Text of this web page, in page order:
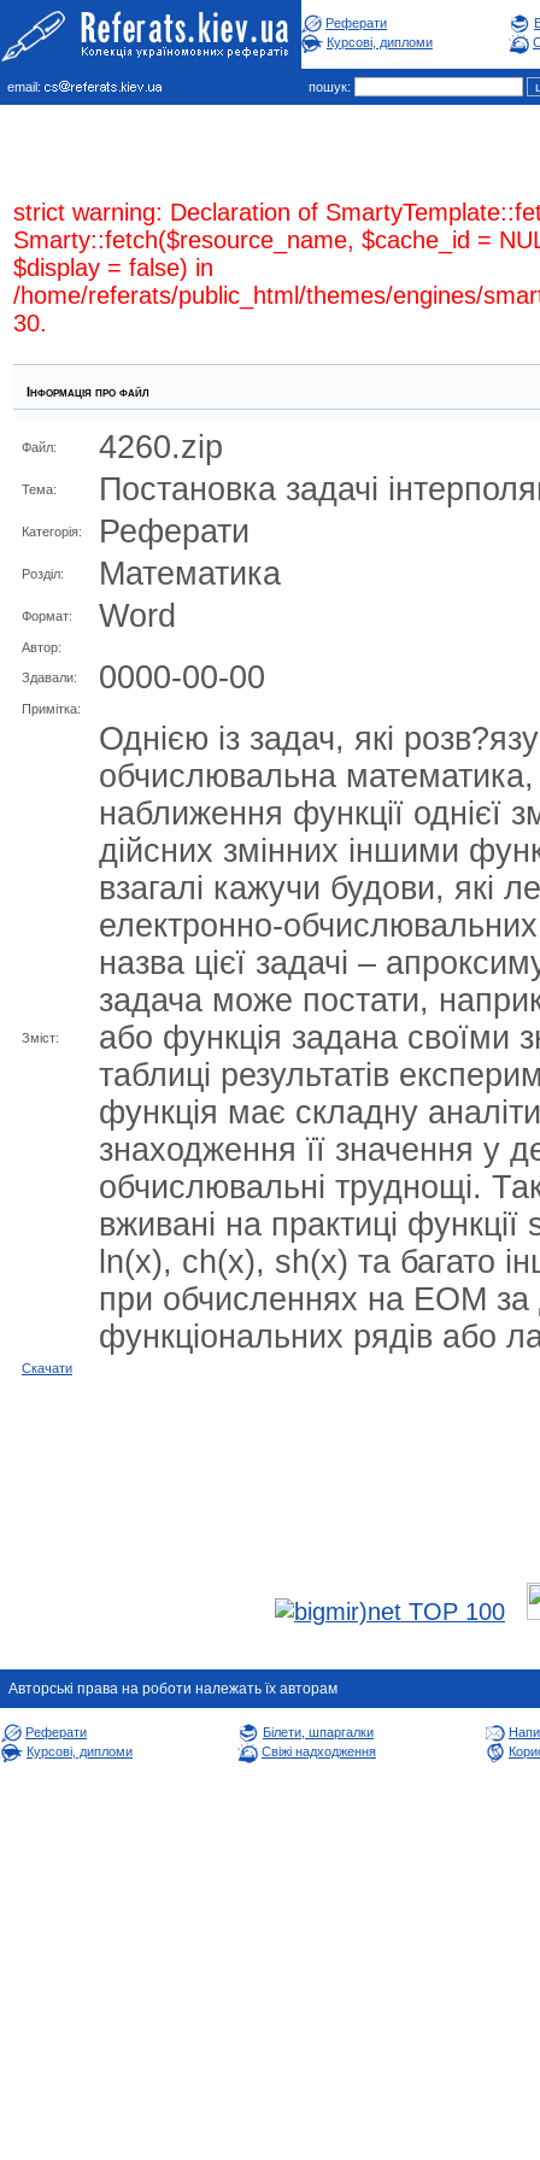
Реферати
Курсові, дипломи
email: пошук:
strict warning: Declaration of
Smarty::fetch($resource_name, $cache_id =
$display = false) in
/home/referats/public_html/themes/engines/
30.
Інформація про файл
Файл: 4260.zip
Тема: Постановка задачі
Категорія: Реферати
Розділ: Математика
Формат: Word
Автор:
Здавали: 0000-00-00
Примітка:
Зміст:
Однією із задач, які
обчислювальна
наближення функції однієї
дійсних змінних іншими
взагалі кажучи будови, які
електронно-
назва цієї задачі –
задача може постати,
або функція задана своїми
таблиці результатів
функція має складну
знаходження її значення у
обчислювальні труднощі.
вживані на практиці
ln(x), ch(x), sh(x) та багато
при обчисленнях на ЕОМ за
функціональних рядів або
Cкачати
Авторськi права на роботи належать їх авторам
Реферати Білети, шпаргалки
Курсові, дипломи
Свіжі надходження